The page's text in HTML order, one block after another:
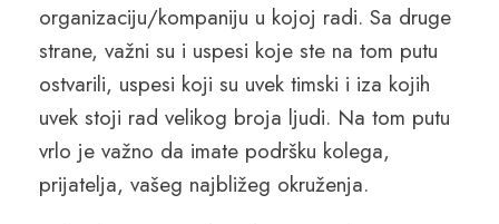
organizaciju/kompaniju u kojoj radi. Sa druge
strane, važni su i uspesi koje ste na tom putu
ostvarili, uspesi koji su uvek timski i iza kojih
uvek stoji rad velikog broja ljudi. Na tom putu
vrlo je važno da imate podršku kolega,
prijatelja, vašeg najbližeg okruženja.